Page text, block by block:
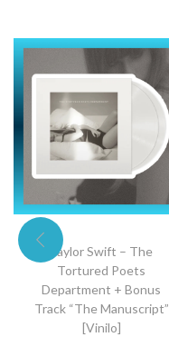
Taylor Swift – The
Tortured Poets
Department + Bonus
Track “The Manuscript”
[Vinilo]